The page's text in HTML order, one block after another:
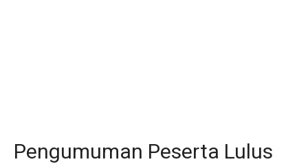
Pengumuman Peserta Lulus